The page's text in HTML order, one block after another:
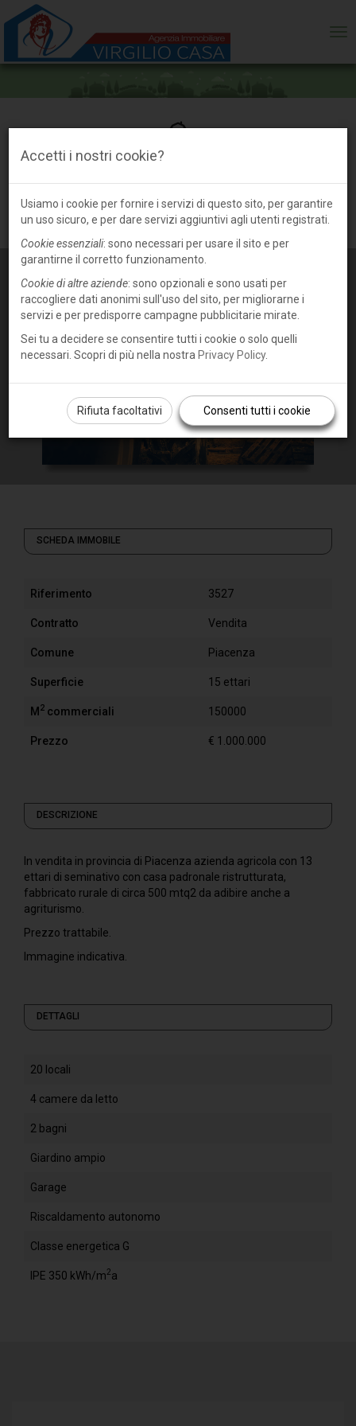
Accetti i nostri cookie?
Usiamo i cookie per fornire i servizi di questo sito, per garantire
un uso sicuro, e per dare servizi aggiuntivi agli utenti registrati.
Cookie essenziali: sono necessari per usare il sito e per
garantirne il corretto funzionamento.
Cookie di altre aziende: sono opzionali e sono usati per
raccogliere dati anonimi sull'uso del sito, per migliorarne i
servizi e per predisporre campagne pubblicitarie mirate.
Sei tu a decidere se consentire tutti i cookie o solo quelli
necessari. Scopri di più nella nostra Privacy Policy.
Rifiuta facoltativi Consenti tutti i cookie
Azienda agricola in vendita a Piacenza,
fiorenzuola
SCHEDA IMMOBILE
Riferimento 3527
Contratto Vendita
Comune Piacenza
Superficie 15 ettari
M 2 commerciali 150000
Prezzo € 1.000.000
DESCRIZIONE
In vendita in provincia di Piacenza azienda agricola con 13
ettari di seminativo con casa padronale ristrutturata,
fabbricato rurale di circa 500 mtq2 da adibire anche a
agriturismo.
Prezzo trattabile.
Immagine indicativa.
DETTAGLI
20 locali
4 camere da letto
2 bagni
Giardino ampio
Garage
Riscaldamento autonomo
Classe energetica G
IPE 350 kWh/m2a